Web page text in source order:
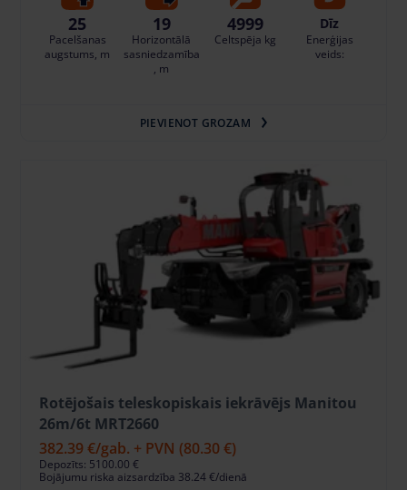
25
Pacelšanas
augstums, m
19
Horizontālā
sasniedzamība
, m
4999
Celtspēja kg
Dīz
Enerģijas
veids:
PIEVIENOT GROZAM
Rotējošais teleskopiskais iekrāvējs Manitou
26m/6t MRT2660
382.39 €/gab. + PVN (80.30 €)
Depozīts: 5100.00 €
Bojājumu riska aizsardzība 38.24 €/dienā